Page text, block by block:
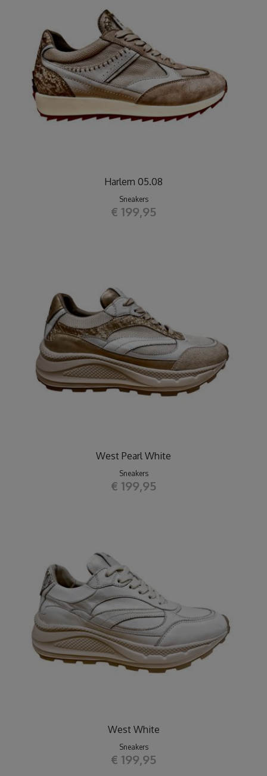
Harlem 05.08
Sneakers
€ 199,95
West Pearl White
Sneakers
€ 199,95
West White
Sneakers
€ 199,95